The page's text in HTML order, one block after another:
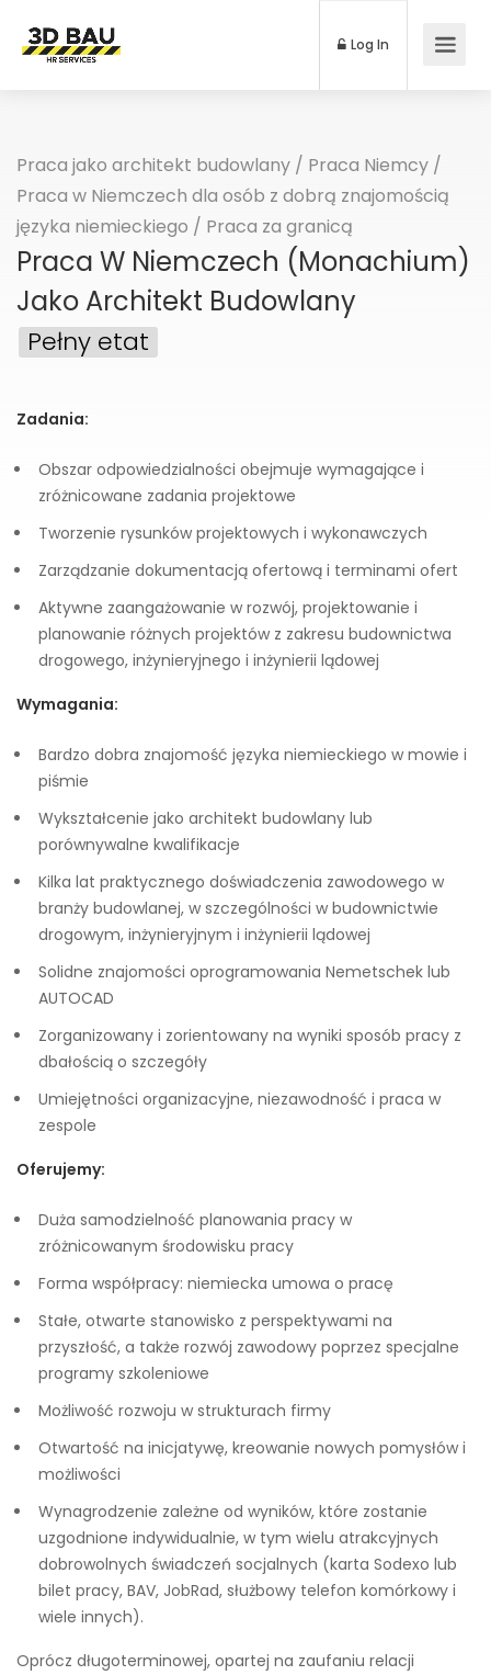
Log In
Praca jako architekt budowlany / Praca Niemcy /
Praca w Niemczech dla osób z dobrą znajomością
języka niemieckiego / Praca za granicą
Praca W Niemczech (Monachium)
Jako Architekt Budowlany
Pełny etat
Zadania:
Obszar odpowiedzialności obejmuje wymagające i
zróżnicowane zadania projektowe
Tworzenie rysunków projektowych i wykonawczych
Zarządzanie dokumentacją ofertową i terminami ofert
Aktywne zaangażowanie w rozwój, projektowanie i
planowanie różnych projektów z zakresu budownictwa
drogowego, inżynieryjnego i inżynierii lądowej
Wymagania:
Bardzo dobra znajomość języka niemieckiego w mowie i
piśmie
Wykształcenie jako architekt budowlany lub
porównywalne kwalifikacje
Kilka lat praktycznego doświadczenia zawodowego w
branży budowlanej, w szczególności w budownictwie
drogowym, inżynieryjnym i inżynierii lądowej
Solidne znajomości oprogramowania Nemetschek lub
AUTOCAD
Zorganizowany i zorientowany na wyniki sposób pracy z
dbałością o szczegóły
Umiejętności organizacyjne, niezawodność i praca w
zespole
Oferujemy:
Duża samodzielność planowania pracy w
zróżnicowanym środowisku pracy
Forma współpracy: niemiecka umowa o pracę
Stałe, otwarte stanowisko z perspektywami na
przyszłość, a także rozwój zawodowy poprzez specjalne
programy szkoleniowe
Możliwość rozwoju w strukturach firmy
Otwartość na inicjatywę, kreowanie nowych pomysłów i
możliwości
Wynagrodzenie zależne od wyników, które zostanie
uzgodnione indywidualnie, w tym wielu atrakcyjnych
dobrowolnych świadczeń socjalnych (karta Sodexo lub
bilet pracy, BAV, JobRad, służbowy telefon komórkowy i
wiele innych).
Oprócz długoterminowej, opartej na zaufaniu relacji